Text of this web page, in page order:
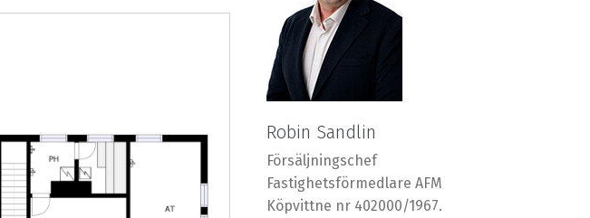
Robin Sandlin
Försäljningschef
Fastighetsförmedlare AFM
Köpvittne nr 402000/1967.